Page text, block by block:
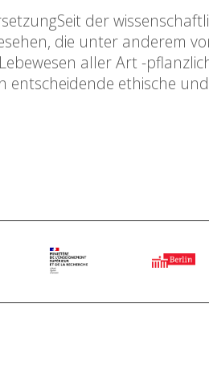
der
die unter anderem
aller Art -
entscheidende ethische